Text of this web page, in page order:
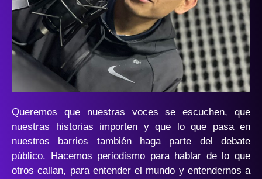
Queremos que nuestras voces se escuchen, que
nuestras historias importen y que lo que pasa en
nuestros barrios también haga parte del debate
público. Hacemos periodismo para hablar de lo que
otros callan, para entender el mundo y entendernos a